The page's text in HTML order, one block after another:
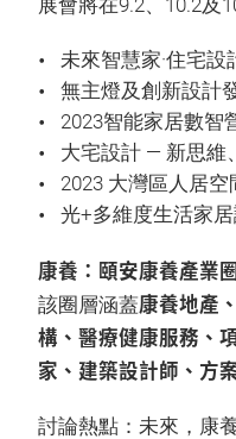
展會將在9.2、10.2及
未來智慧家·住宅設
無主燈及創新設計
2023智能家居數智
大宅設計 — 新思維
2023 大灣區人居
光+多維度生活家
康養：頤安康養產業
該圈層涵蓋康養地產
構、醫療健康服務、
家、建築設計師、方
討論熱點：未來，康